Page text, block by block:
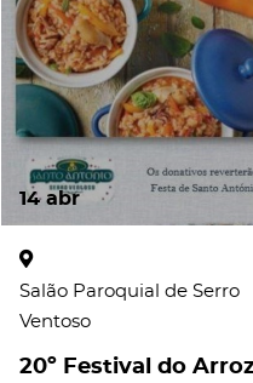
14 abr
Salão Paroquial de Serro
Ventoso
20º Festival do